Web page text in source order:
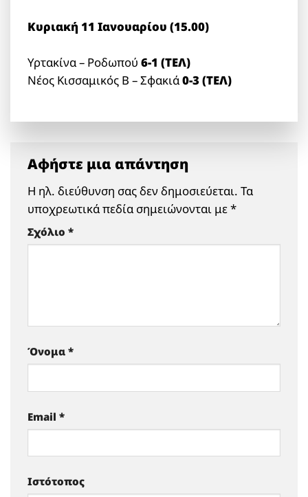
Κυριακή 11 Ιανουαρίου (15.00)
Υρτακίνα – Ροδωπού6-1 (ΤΕΛ)
Νέος Κισσαμικός Β – Σφακιά0-3 (ΤΕΛ)
Αφήστε μια απάντηση
Η ηλ. διεύθυνση σας δεν δημοσιεύεται. Τα
υποχρεωτικά πεδία σημειώνονται με*
Σχόλιο *
Όνομα *
Email *
Ιστότοπος